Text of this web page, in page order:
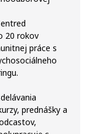
20 rokov
práce s
prednášky a